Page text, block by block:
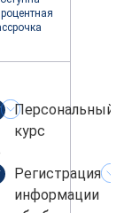
Персональный
курс
Регистрация
информации